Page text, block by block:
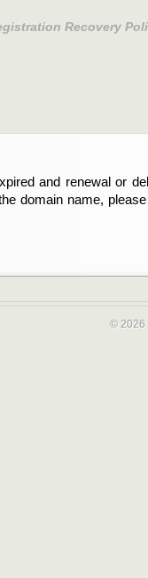
Recovery
and renewal or
domain name,
und die
sind und
Ihren Service-
© 2026